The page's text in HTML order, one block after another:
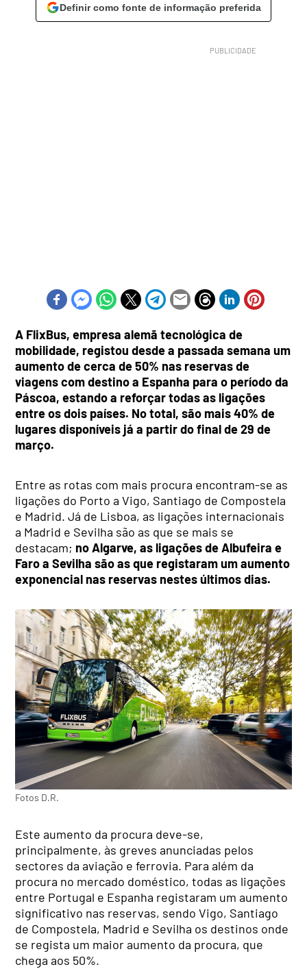
Definir como fonte de informação preferida
A FlixBus, empresa alemã tecnológica de
mobilidade, registou desde a passada semana um
aumento de cerca de 50% nas reservas de
viagens com destino a Espanha para o período da
Páscoa, estando a reforçar todas as ligações
entre os dois países. No total, são mais 40% de
lugares disponíveis já a partir do final de 29 de
março.
Entre as rotas com mais procura encontram-se as
ligações do Porto a Vigo, Santiago de Compostela
e Madrid. Já de Lisboa, as ligações internacionais
a Madrid e Sevilha são as que se mais se
destacam; no Algarve, as ligações de Albufeira e
Faro a Sevilha são as que registaram um aumento
exponencial nas reservas nestes últimos dias.
Fotos D.R.
Este aumento da procura deve-se,
principalmente, às greves anunciadas pelos
sectores da aviação e ferrovia. Para além da
procura no mercado doméstico, todas as ligações
entre Portugal e Espanha registaram um aumento
significativo nas reservas, sendo Vigo, Santiago
de Compostela, Madrid e Sevilha os destinos onde
se regista um maior aumento da procura, que
chega aos 50%.